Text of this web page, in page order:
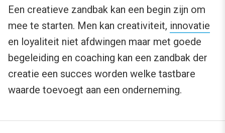
Een creatieve zandbak kan een begin zijn om
mee te starten. Men kan creativiteit, innovatie
en loyaliteit niet afdwingen maar met goede
begeleiding en coaching kan een zandbak der
creatie een succes worden welke tastbare
waarde toevoegt aan een onderneming.